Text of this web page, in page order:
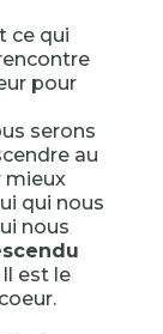
ce qui
pour
serons
au
mieux
qui nous
nous
est le